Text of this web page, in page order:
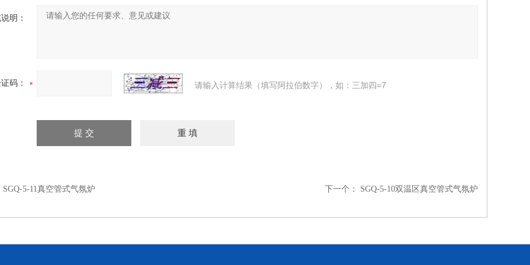
明：
码： 请输入计算结果（填写阿拉伯数字），如：三加四=7
SGQ-5-11真空管式气氛炉 下一个： SGQ-5-10双温区真空管式气氛炉